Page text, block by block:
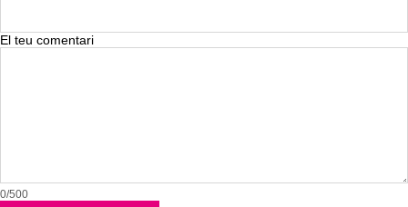
El teu comentari
0/500